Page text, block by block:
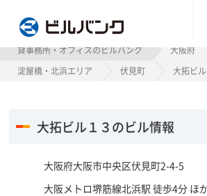
ビルバンク
貸事務所・オフィスのビルバンク 大阪府
淀屋橋・北浜エリア
伏見町 大拓ビ
大拓ビル１３のビル情報
大阪府大阪市中央区伏見町2-4-5
大阪メトロ堺筋線北浜駅 徒歩4分 ほ